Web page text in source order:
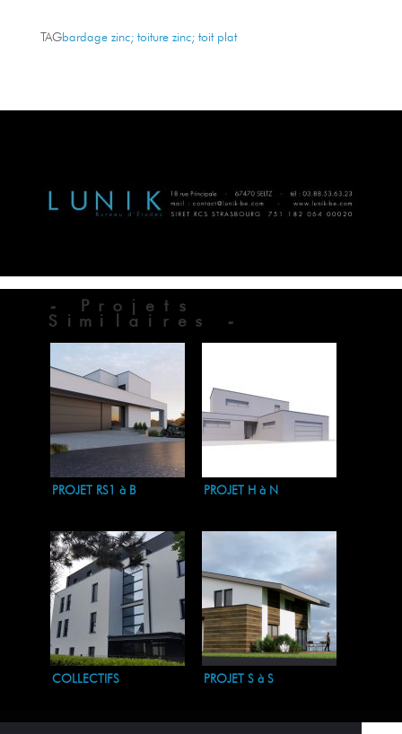
TAGbardage zinc; toiture zinc; toit plat
- Projets
Similaires -
PROJET RS1 à B PROJET H à N
COLLECTIFS PROJET S à S